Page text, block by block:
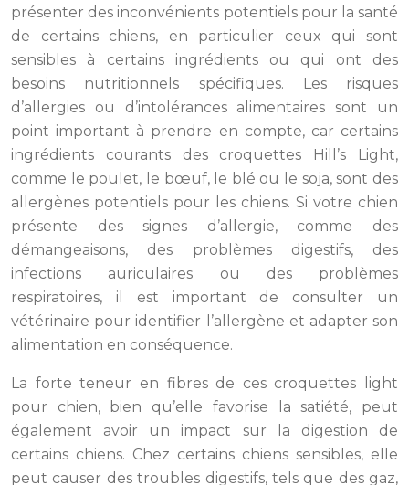
présenter des inconvénients potentiels pour la santé
de certains chiens, en particulier ceux qui sont
sensibles à certains ingrédients ou qui ont des
besoins nutritionnels spécifiques. Les risques
d’allergies ou d’intolérances alimentaires sont un
point important à prendre en compte, car certains
ingrédients courants des croquettes Hill’s Light,
comme le poulet, le bœuf, le blé ou le soja, sont des
allergènes potentiels pour les chiens. Si votre chien
présente des signes d’allergie, comme des
démangeaisons, des problèmes digestifs, des
infections auriculaires ou des problèmes
respiratoires, il est important de consulter un
vétérinaire pour identifier l’allergène et adapter son
alimentation en conséquence.
La forte teneur en fibres de ces croquettes light
pour chien, bien qu’elle favorise la satiété, peut
également avoir un impact sur la digestion de
certains chiens. Chez certains chiens sensibles, elle
peut causer des troubles digestifs, tels que des gaz,